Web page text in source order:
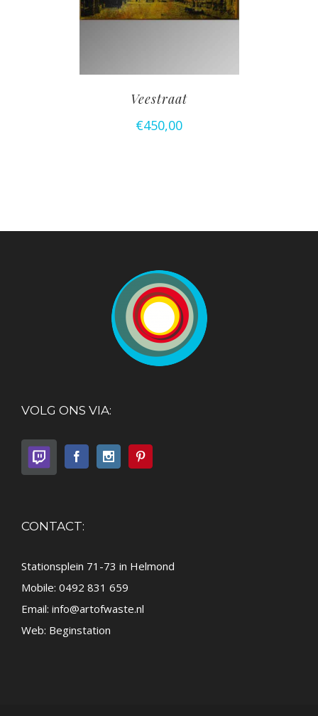
Veestraat
€450,00
VOLG ONS VIA:
CONTACT:
Stationsplein 71-73 in Helmond
Mobile: 0492 831 659
Email: info@artofwaste.nl
Web: Beginstation